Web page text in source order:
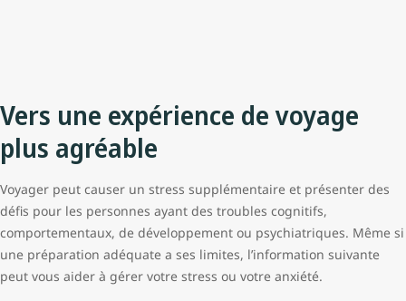
Vers une expérience de voyage
plus agréable
Voyager peut causer un stress supplémentaire et présenter des
défis pour les personnes ayant des troubles cognitifs,
comportementaux, de développement ou psychiatriques. Même si
une préparation adéquate a ses limites, l’information suivante
peut vous aider à gérer votre stress ou votre anxiété.